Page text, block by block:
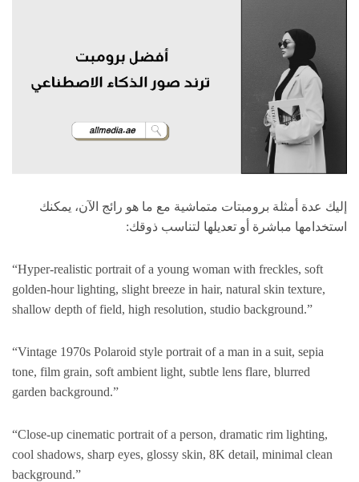
إليك عدة أمثلة برومبتات متماشية مع ما هو رائج الآن، يمكنك
استخدامها مباشرة أو تعديلها لتناسب ذوقك:
“Hyper-realistic portrait of a young woman with freckles, soft
golden-hour lighting, slight breeze in hair, natural skin texture,
shallow depth of field, high resolution, studio background.”
“Vintage 1970s Polaroid style portrait of a man in a suit, sepia
tone, film grain, soft ambient light, subtle lens flare, blurred
garden background.”
“Close-up cinematic portrait of a person, dramatic rim lighting,
cool shadows, sharp eyes, glossy skin, 8K detail, minimal clean
background.”